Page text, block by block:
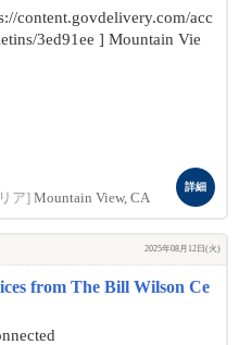
content.govdelivery.com/acc
3ed91ee ] Mountain Vie
ア] Mountain View, CA
詳細
2025年08月12日(火)
from The Bill Wilson Ce